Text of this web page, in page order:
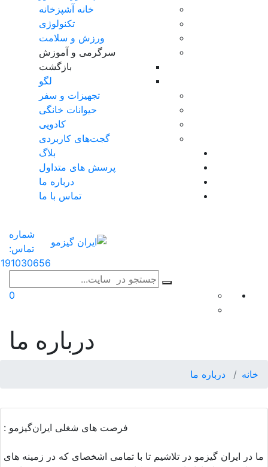
خانه آشپزخانه
تکنولوژی
ورزش و سلامت
سرگرمی و آموزش
بازگشت
لگو
تجهیزات و سفر
حیوانات خانگی
کادویی
گجت‌های کاربردی
بلاگ
پرسش های متداول
درباره ما
تماس با ما
شماره
تماس:
0
درباره ما
خانه درباره ما
فرصت های شغلی ایران‌گیزمو :
ما در ایران گیزمو در تلاشیم تا با تمامی اشخصای که در زمینه های